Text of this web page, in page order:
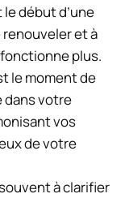
début d’une
renouveler et à
plus.
le moment de
dans votre
vos
de votre
à clarifier